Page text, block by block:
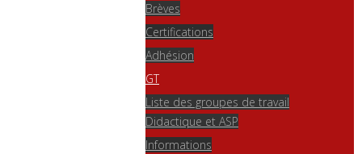
Brèves
Certifications
Adhésion
GT
Liste des groupes de travail
Didactique et ASP
Informations